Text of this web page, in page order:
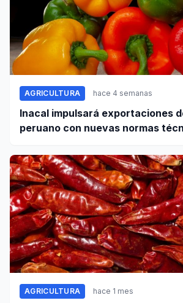
AGRICULTURA hace 4 semanas
Inacal impulsará exportaciones
peruano con nuevas normas
AGRICULTURA hace 1 mes